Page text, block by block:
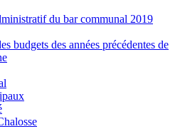
du bar communal 2019
budgets des années précédentes de